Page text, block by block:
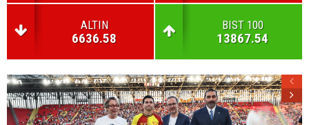
ALTIN
6636.58
BIST 100
13867.54